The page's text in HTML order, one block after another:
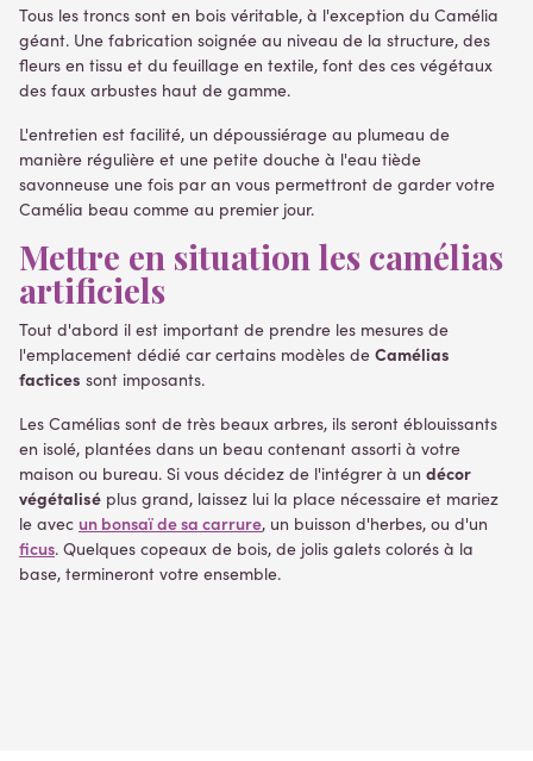
Tous les troncs sont en bois véritable, à l'exception du Camélia
géant. Une fabrication soignée au niveau de la structure, des
fleurs en tissu et du feuillage en textile, font des ces végétaux
des faux arbustes haut de gamme.
L'entretien est facilité, un dépoussiérage au plumeau de
manière régulière et une petite douche à l'eau tiède
savonneuse une fois par an vous permettront de garder votre
Camélia beau comme au premier jour.
Mettre en situation les camélias
artificiels
Tout d'abord il est important de prendre les mesures de
l'emplacement dédié car certains modèles de Camélias
factices sont imposants.
Les Camélias sont de très beaux arbres, ils seront éblouissants
en isolé, plantées dans un beau contenant assorti à votre
maison ou bureau. Si vous décidez de l'intégrer à un décor
végétalisé plus grand, laissez lui la place nécessaire et mariez
le avec un bonsaï de sa carrure, un buisson d'herbes, ou d'un
ficus. Quelques copeaux de bois, de jolis galets colorés à la
base, termineront votre ensemble.